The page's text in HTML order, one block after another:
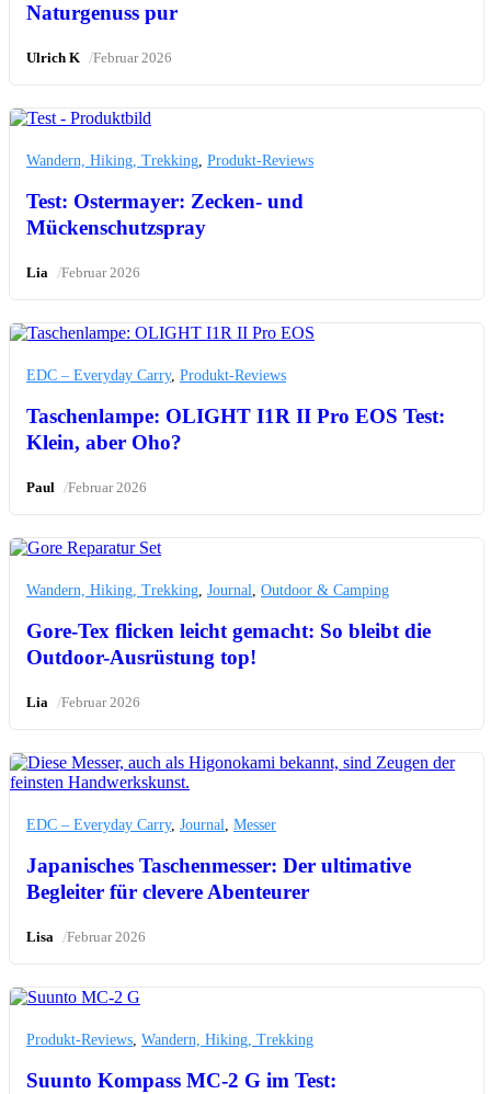
Naturgenuss pur
Ulrich K /Februar 2026
Wandern, Hiking, Trekking, Produkt-Reviews
Test: Ostermayer: Zecken- und
Mückenschutzspray
Lia /Februar 2026
EDC – Everyday Carry, Produkt-Reviews
Taschenlampe: OLIGHT I1R II Pro EOS Test:
Klein, aber Oho?
Paul /Februar 2026
Wandern, Hiking, Trekking, Journal, Outdoor & Camping
Gore-Tex flicken leicht gemacht: So bleibt die
Outdoor-Ausrüstung top!
Lia /Februar 2026
EDC – Everyday Carry, Journal, Messer
Japanisches Taschenmesser: Der ultimative
Begleiter für clevere Abenteurer
Lisa /Februar 2026
Produkt-Reviews, Wandern, Hiking, Trekking
Suunto Kompass MC-2 G im Test: